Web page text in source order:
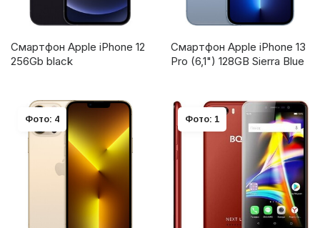
Смартфон Apple iPhone 12
256Gb black
Смартфон Apple iPhone 13
Pro (6,1") 128GB Sierra Blue
Фото: 4 Фото: 1